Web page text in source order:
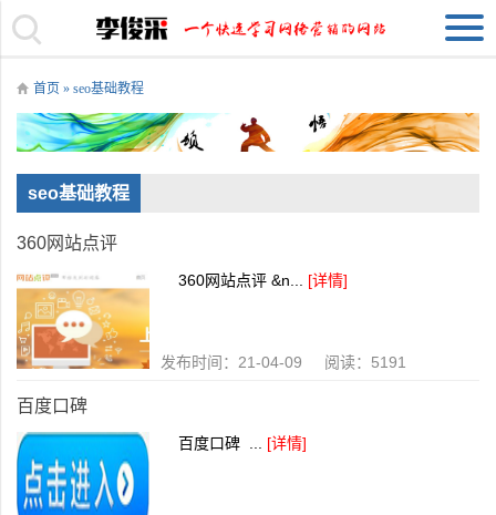
首页 » seo基础教程
seo基础教程
360网站点评
360网站点评 &n... [详情]
发布时间：21-04-09 阅读：5191
百度口碑
百度口碑 ... [详情]